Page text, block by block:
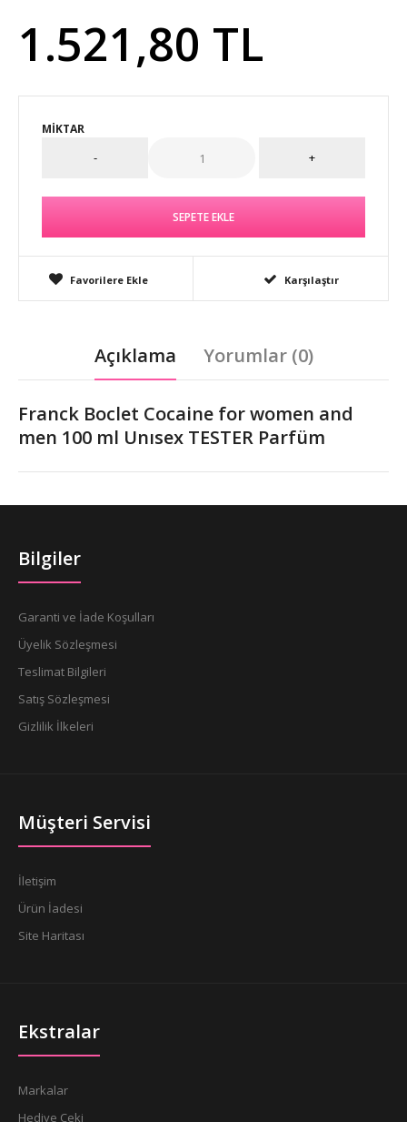
1.521,80 TL
MIKTAR
Favorilere Ekle Karşılaştır
Açıklama Yorumlar (0)
Franck Boclet Cocaine for women and
men 100 ml Unısex TESTER Parfüm
Bilgiler
Garanti ve İade Koşulları
Üyelik Sözleşmesi
Teslimat Bilgileri
Satış Sözleşmesi
Gizlilik İlkeleri
Müşteri Servisi
İletişim
Ürün İadesi
Site Haritası
Ekstralar
Markalar
Hediye Çeki